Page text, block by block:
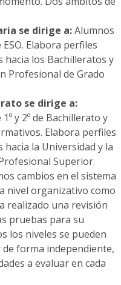
se dirige a:Alumnos
ESO. Elabora perfiles
los Bachilleratos y
Profesional de Grado
se dirige a:
y 2º de Bachillerato y
Elabora perfiles
la Universidad y la
Superior.
cambios en el sistema
nivel organizativo como
realizado una revisión
pruebas para su
los niveles se pueden
forma independiente,
a evaluar en cada